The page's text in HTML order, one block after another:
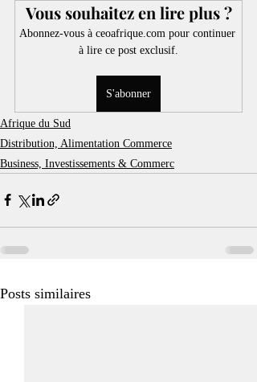
Vous souhaitez en lire plus ?
Abonnez-vous à ceoafrique.com pour continuer
à lire ce post exclusif.
S'abonner
Afrique du Sud
Distribution, Alimentation Commerce
Business, Investissements & Commerc
Posts similaires